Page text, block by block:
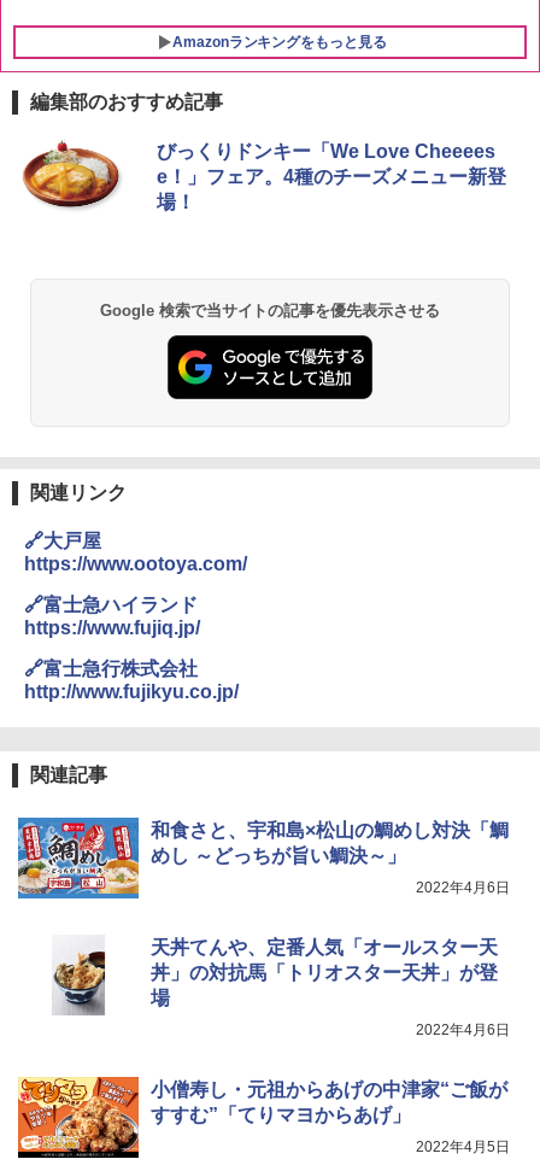
Amazonランキングをもっと見る
1
ブラックニッカ ニッカ Nikka ウィスキ
ー4000ml ブラックニッカクリア ウヰス
キー 【日本 アサヒ ウィスキー】 大容量
角瓶 2700ml サントリー ウイスキー ハ
イボール 大容量
4
トリスウイスキー 4000ml サントリー 大
容量 4リットル
5
サントリー シングルモルト ウイスキー
￥20,000
1
チキンラーメン どんぶり 85g×12個 日清
食品 インスタント カップ麺
【公式】ブタメン とんこつ味 35g×15個
麺 小腹 インスタント アウトドアにも ロ
ーリングストック 大人買い おやつカン
パニー
￥1,451
4
カップヌードル カップヌードルPRO シ
5
カップヌードル カップヌードルPRO し
ょうゆ 高たんぱく&低糖質 さらに塩分控
￥3,103
1
シャープ 過熱水蒸気 オーブンレンジ 23
L 1段調理 ホワイト RE-WF232-W シン
プル操作 コンパクト 一人暮らし 二人暮
【セット買い】[山善] スチームオーブン
レンジ 25L 一人暮らし 二人暮らし フラ
ットテーブル スチーム調理 自動メニュ
￥26,470
3
高効率 15L 一人暮らし 二人暮らし スチ
ーム調理 フラットテーブル トースト機
4
TOSHIBA(東芝) スチームオーブンレン
ジ 石窯ドーム ER-D80A(K) ブラック 25
ジ 赤外線センサー ノンフライ調理 簡単
お手入れ 小型 新生活 一人暮らし 二人暮
らし ファミリー
5
シャープ ウォーターオーブン ヘルシオ
AX-XJ1-B ブラック 30L 2段調理 コンベ
編集部のおすすめ記事
びっくりドンキー「We Love Cheeees
e！」フェア。4種のチーズメニュー新登
場！
Google 検索で当サイトの記事を優先表示させる
関連リンク
🔗大戸屋
https://www.ootoya.com/
🔗富士急ハイランド
https://www.fujiq.jp/
🔗富士急行株式会社
http://www.fujikyu.co.jp/
関連記事
和食さと、宇和島×松山の鯛めし対決「鯛
めし ～どっちが旨い鯛決～」
2022年4月6日
天丼てんや、定番人気「オールスター天
丼」の対抗馬「トリオスター天丼」が登
場
2022年4月6日
小僧寿し・元祖からあげの中津家“ご飯が
すすむ”「てりマヨからあげ」
2022年4月5日